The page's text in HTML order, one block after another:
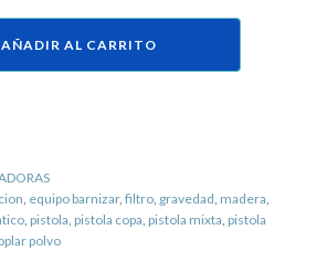
AÑADIR AL CARRITO
, equipo barnizar, filtro, gravedad, madera,
, pistola, pistola copa, pistola mixta, pistola
polvo